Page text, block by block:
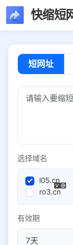
快缩短
短网址
选择域名
l05.cn
ro3.cn
有效期